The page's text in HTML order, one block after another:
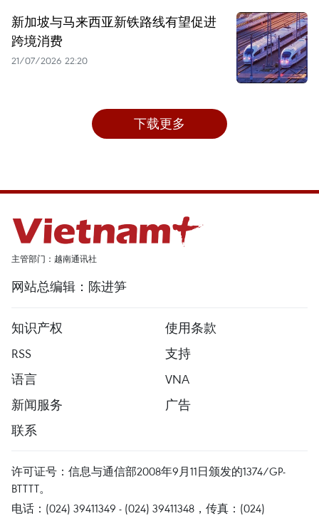
新加坡与马来西亚新铁路线有望促进
跨境消费
21/07/2026 22:20
下载更多
主管部门：越南通讯社
网站总编辑：陈进笋
知识产权
使用条款
RSS
支持
语言
VNA
新闻服务
广告
联系
许可证号：信息与通信部2008年9月11日颁发的1374/GP-
BTTTT。
电话：(024) 39411349 - (024) 39411348，传真：(024)